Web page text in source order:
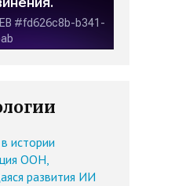
истории
ООН,
развития ИИ